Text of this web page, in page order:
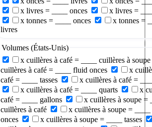
x livres = ____ onces
x livres =
x tonnes = ____ onces
x tonnes =
livres
Volumes (États-Unis)
x cuillères à café = ____ cuillères à soupe
cuillères à café = ____ fluid onces
x
café = ____ tasses
x cuillères à café =
x cuillères à café = ____ quarts
x
café = ____ gallons
x cuillères à soupe =
cuillères à café
x cuillères à soupe =
onces
x cuillères à soupe = ____ tasses